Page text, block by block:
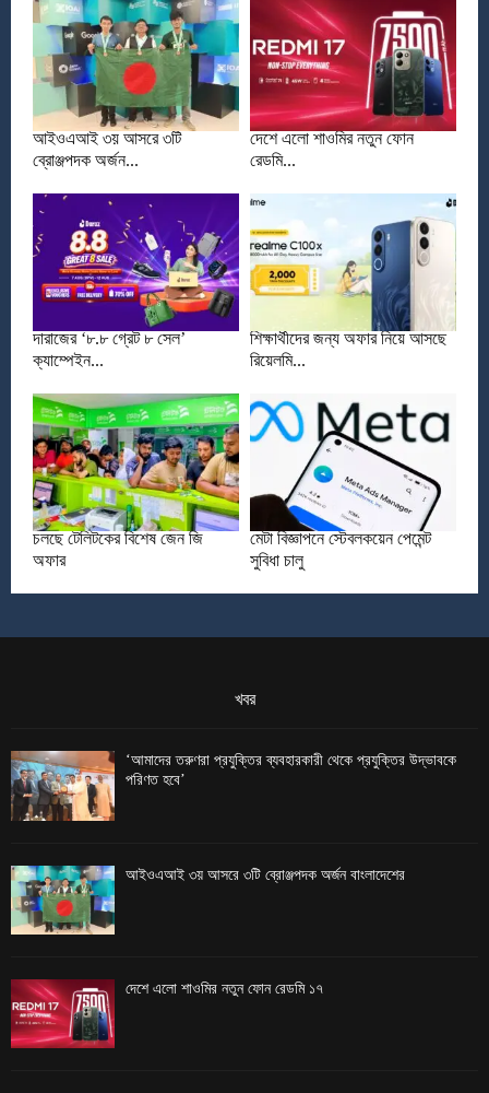
আইওএআই ৩য় আসরে ৩টি
ব্রোঞ্জপদক অর্জন...
দেশে এলো শাওমির নতুন ফোন
রেডমি...
দারাজের ‘৮.৮ গ্রেট ৮ সেল’
ক্যাম্পেইন...
শিক্ষার্থীদের জন্য অফার নিয়ে আসছে
রিয়েলমি...
চলছে টেলিটকের বিশেষ জেন জি
অফার
মেটা বিজ্ঞাপনে স্টেবলকয়েন পেমেন্ট
সুবিধা চালু
খবর
‘আমাদের তরুণরা প্রযুক্তির ব্যবহারকারী থেকে প্রযুক্তির উদ্ভাবকে
পরিণত হবে’
আইওএআই ৩য় আসরে ৩টি ব্রোঞ্জপদক অর্জন বাংলাদেশের
দেশে এলো শাওমির নতুন ফোন রেডমি ১৭